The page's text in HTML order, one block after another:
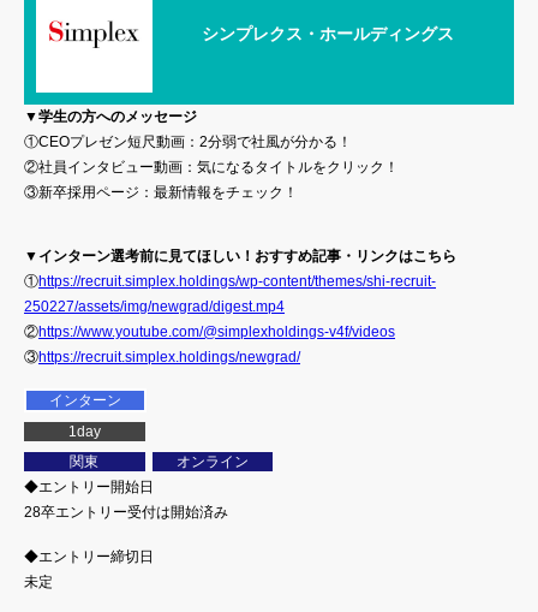
シンプレクス・ホールディングス
▼学生の方へのメッセージ
①CEOプレゼン短尺動画：2分弱で社風が分かる！
②社員インタビュー動画：気になるタイトルをクリック！
③新卒採用ページ：最新情報をチェック！
▼インターン選考前に見てほしい！おすすめ記事・リンクはこちら
①https://recruit.simplex.holdings/wp-content/themes/shi-recruit-
250227/assets/img/newgrad/digest.mp4
②https://www.youtube.com/@simplexholdings-v4f/videos
③https://recruit.simplex.holdings/newgrad/
インターン
1day
関東
オンライン
◆エントリー開始日
28卒エントリー受付は開始済み
◆エントリー締切日
未定